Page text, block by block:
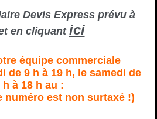
Devis Express prévu à
en cliquant ici
équipe commerciale
de 9 h à 19 h, le samedi de
h à 18 h au :
numéro est non surtaxé !)